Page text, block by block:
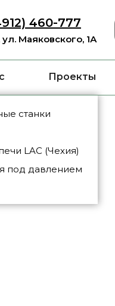
Проекты
460-777
ул. Маяковского, 1А
станки
LAC (Чехия)
под давлением